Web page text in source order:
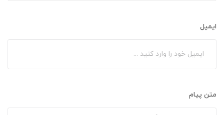
ایمیل
متن پیام